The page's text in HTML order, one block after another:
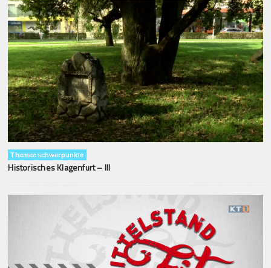
Themenschwerpunkte
Historisches Klagenfurt – III